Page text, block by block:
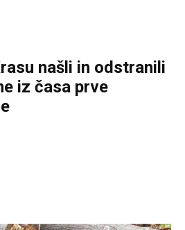
našli in odstranili
iz časa prve